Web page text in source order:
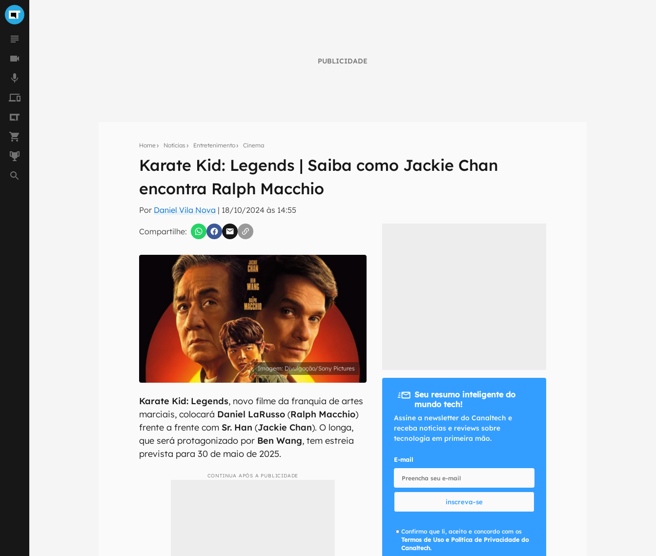
PUBLICIDADE
Home Notícias Entretenimento Cinema
Karate Kid: Legends | Saiba como Jackie Chan
encontra Ralph Macchio
Por Daniel Vila Nova | 18/10/2024 às 14:55
Compartilhe:
Seu resumo inteligente do mundo tech!
Assine a newsletter do Canaltech e receba notícias e reviews sobre tecnologia em primeira
inscreva-se
Confirmo que li, aceito e concordo com os Termos de Uso e Política de Privacidade do Canaltech.
Divulgação/Sony Pictures
Karate Kid: Legends, novo filme da franquia de artes
marciais, colocará Daniel LaRusso (Ralph Macchio)
frente a frente com Sr. Han (Jackie Chan). O longa,
que será protagonizado por Ben Wang, tem estreia
prevista para 30 de maio de 2025.
CONTINUA APÓS A PUBLICIDADE
Seu resumo inteligente do
mundo tech!
Assine a newsletter do Canaltech e
receba notícias e reviews sobre
tecnologia em primeira mão.
E-mail
inscreva-se
Confirmo que li, aceito e concordo com os
Termos de Uso e Política de Privacidade do
Canaltech.